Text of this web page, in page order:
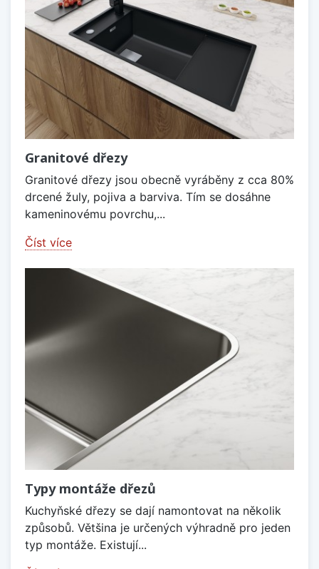
Granitové dřezy
Granitové dřezy jsou obecně vyráběny z cca 80%
drcené žuly, pojiva a barviva. Tím se dosáhne
kameninovému povrchu,...
Číst více
Typy montáže dřezů
Kuchyňské dřezy se dají namontovat na několik
způsobů. Většina je určených výhradně pro jeden
typ montáže. Existují...